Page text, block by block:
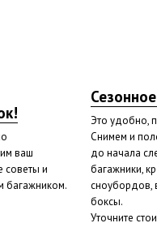
ваш
советы и
багажником.
Это удобно,
Снимем и
до начала
багажники,
сноубордов,
боксы.
Уточните